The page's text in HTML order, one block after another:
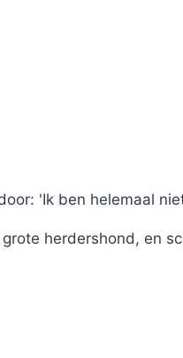
'Ik ben helemaal
herdershond, en